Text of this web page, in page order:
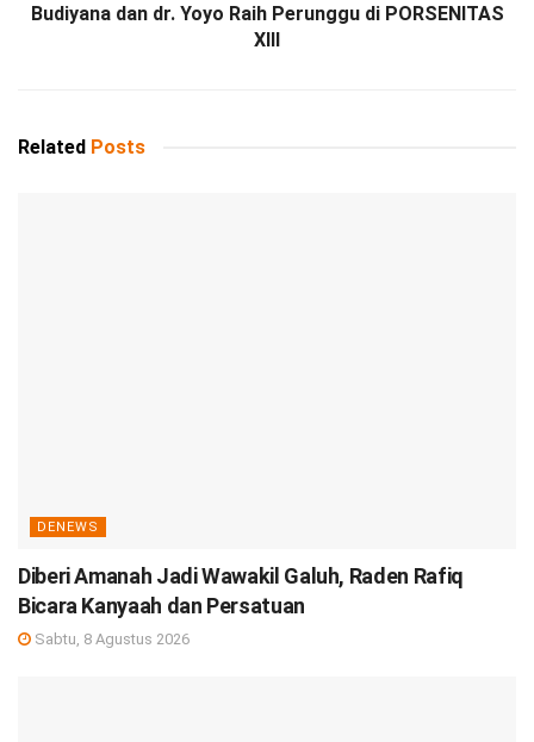
Budiyana dan dr. Yoyo Raih Perunggu di PORSENITAS
XIII
Related Posts
DENEWS
Diberi Amanah Jadi Wawakil Galuh, Raden Rafiq
Bicara Kanyaah dan Persatuan
Sabtu, 8 Agustus 2026